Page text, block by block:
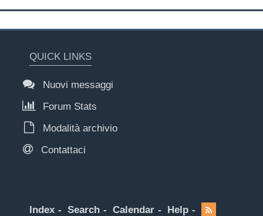
QUICK LINKS
Nuovi messaggi
Forum Stats
Modalità archivio
Contattaci
Index Search Calendar Help